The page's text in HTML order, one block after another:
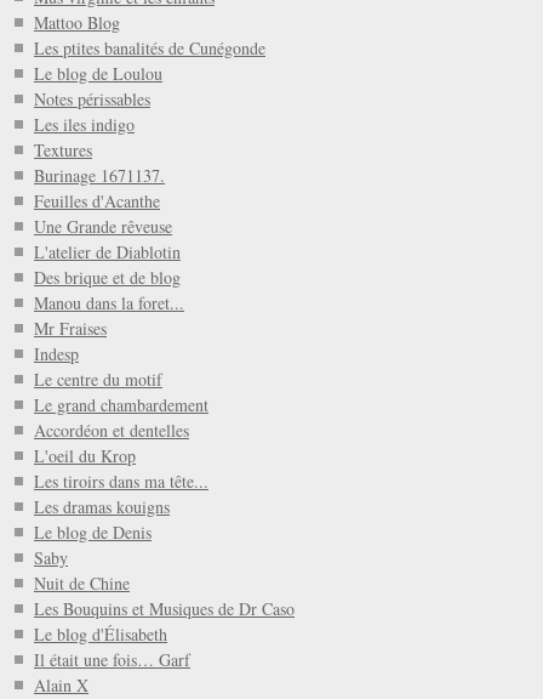
Mattoo Blog
Les ptites banalités de Cunégonde
Le blog de Loulou
Notes périssables
Les iles indigo
Textures
Burinage 1671137.
Feuilles d'Acanthe
Une Grande rêveuse
L'atelier de Diablotin
Des brique et de blog
Manou dans la foret...
Mr Fraises
Indesp
Le centre du motif
Le grand chambardement
Accordéon et dentelles
L'oeil du Krop
Les tiroirs dans ma tête...
Les dramas kouigns
Le blog de Denis
Saby
Nuit de Chine
Les Bouquins et Musiques de Dr Caso
Le blog d'Élisabeth
Il était une fois… Garf
Alain X